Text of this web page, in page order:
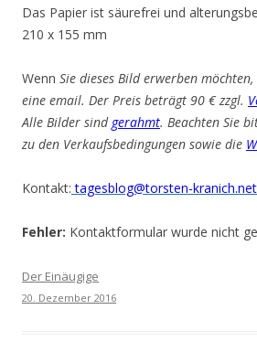
Das Papier ist säurefrei und
210 x 155 mm
Wenn Sie dieses Bild erwerben
eine email. Der Preis beträgt 90 € zzgl.
Alle Bilder sind gerahmt. Beachten Sie
zu den Verkaufsbedingungen sowie die
Kontakt: tagesblog@torsten-kranich.net
Fehler: Kontaktformular wurde nicht
Der Einäugige
20. Dezember 2016